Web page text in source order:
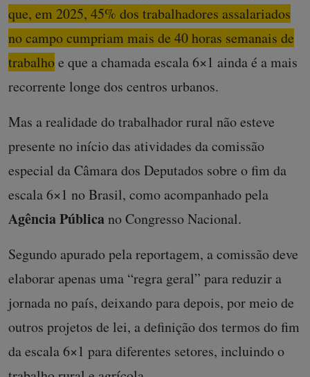
que, em 2025, 45% dos trabalhadores assalariados
no campo cumpriam mais de 40 horas semanais de
trabalhoe que a chamada escala 6×1 ainda é a mais
recorrente longe dos centros urbanos.
Mas a realidade do trabalhador rural não esteve
presente no início das atividades da comissão
especial da Câmara dos Deputados sobre o fim da
escala 6×1 no Brasil, como acompanhado pela
Agência Públicano Congresso Nacional.
Segundo apurado pela reportagem, a comissão deve
elaborar apenas uma “regra geral” para reduzir a
jornada no país, deixando para depois, por meio de
outros projetos de lei, a definição dos termos do fim
da escala 6×1 para diferentes setores, incluindo o